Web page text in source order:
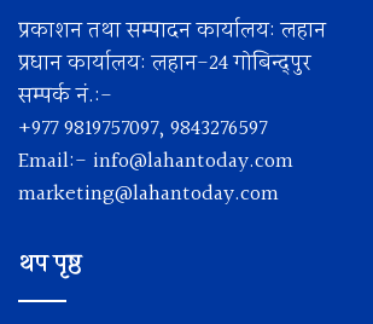
प्रकाशन तथा सम्पादन कार्यालय: लहान
प्रधान कार्यालय: लहान-24 गोबिन्द्पुर
सम्पर्क नं.:-
+977 9819757097, 9843276597
Email:- info@lahantoday.com
marketing@lahantoday.com
थप पृष्ठ